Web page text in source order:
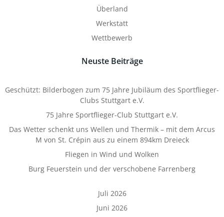
Überland
Werkstatt
Wettbewerb
Neuste Beiträge
Geschützt: Bilderbogen zum 75 Jahre Jubiläum des Sportflieger-
Clubs Stuttgart e.V.
75 Jahre Sportflieger-Club Stuttgart e.V.
Das Wetter schenkt uns Wellen und Thermik – mit dem Arcus
M von St. Crépin aus zu einem 894km Dreieck
Fliegen in Wind und Wolken
Burg Feuerstein und der verschobene Farrenberg
Juli 2026
Juni 2026